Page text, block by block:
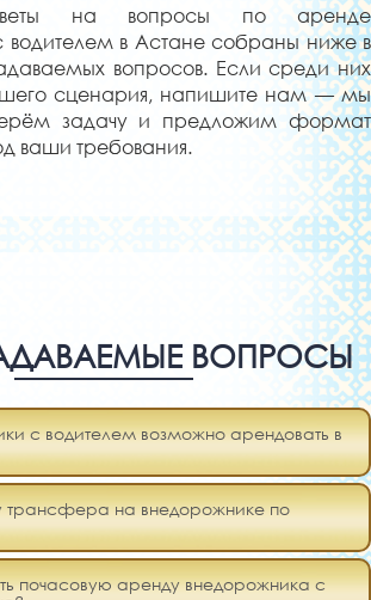
на вопросы по аренде
водителем в Астане собраны ниже в
вопросов. Если среди них
сценария, напишите нам — мы
задачу и предложим формат
ваши требования.
ВОПРОСЫ
с водителем возможно арендовать в
трансфера на внедорожнике по
почасовую аренду внедорожника с